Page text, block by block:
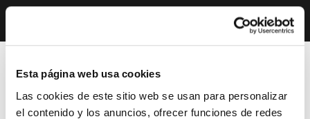
Esta página web usa cookies
Las cookies de este sitio web se usan para personalizar
el contenido y los anuncios, ofrecer funciones de redes